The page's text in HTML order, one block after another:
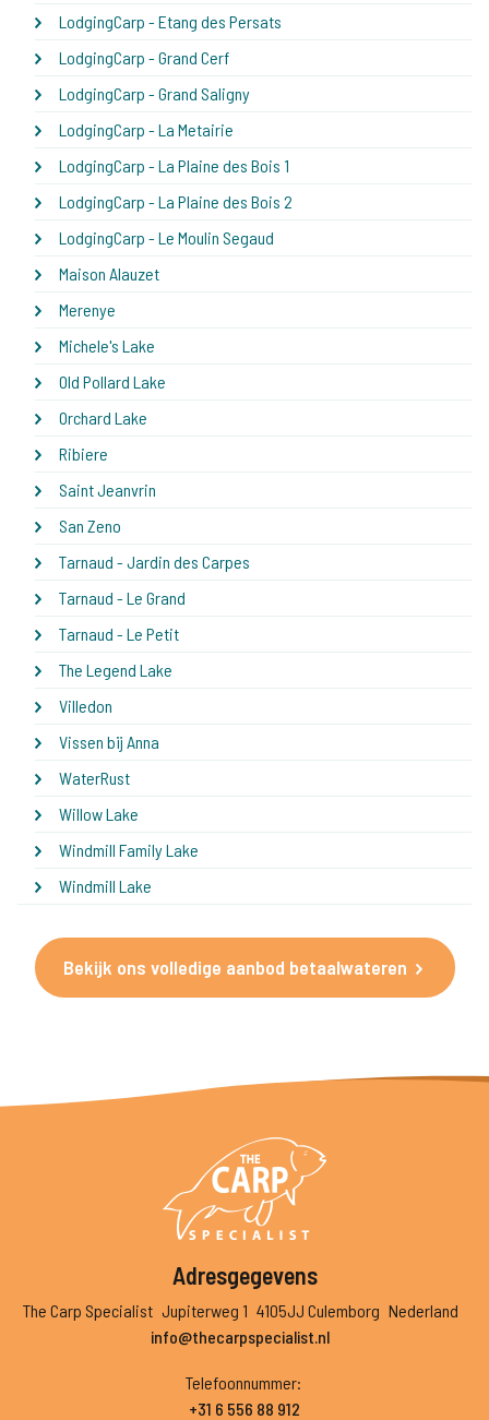
LodgingCarp - Etang des Persats
LodgingCarp - Grand Cerf
LodgingCarp - Grand Saligny
LodgingCarp - La Metairie
LodgingCarp - La Plaine des Bois 1
LodgingCarp - La Plaine des Bois 2
LodgingCarp - Le Moulin Segaud
Maison Alauzet
Merenye
Michele's Lake
Old Pollard Lake
Orchard Lake
Ribiere
Saint Jeanvrin
San Zeno
Tarnaud - Jardin des Carpes
Tarnaud - Le Grand
Tarnaud - Le Petit
The Legend Lake
Villedon
Vissen bij Anna
WaterRust
Willow Lake
Windmill Family Lake
Windmill Lake
Bekijk ons volledige aanbod betaalwateren
Adresgegevens
The Carp Specialist Jupiterweg 1 4105JJ Culemborg Nederland
info@thecarpspecialist.nl
Telefoonnummer:
+31 6 556 88 912